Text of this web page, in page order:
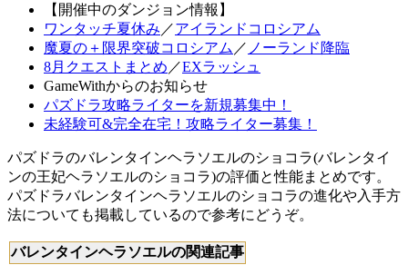
【開催中のダンジョン情報】
ワンタッチ夏休み ／アイランドコロシアム
魔夏の＋限界突破コロシアム ／ ノーランド降臨
8月クエストまとめ ／EXラッシュ
GameWithからのお知らせ
パズドラ攻略ライターを新規募集中！
未経験可&完全在宅！攻略ライター募集！
パズドラのバレンタインヘラソエルのショコラ(バレンタイ
ンの王妃ヘラソエルのショコラ)の評価と性能まとめです。
パズドラバレンタインヘラソエルのショコラの進化や入手方
法についても掲載しているので参考にどうぞ。
バレンタインヘラソエルの関連記事